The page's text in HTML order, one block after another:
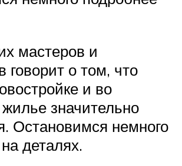
мастеров и
говорит о том, что
и во
значительно
Остановимся немного
деталях.